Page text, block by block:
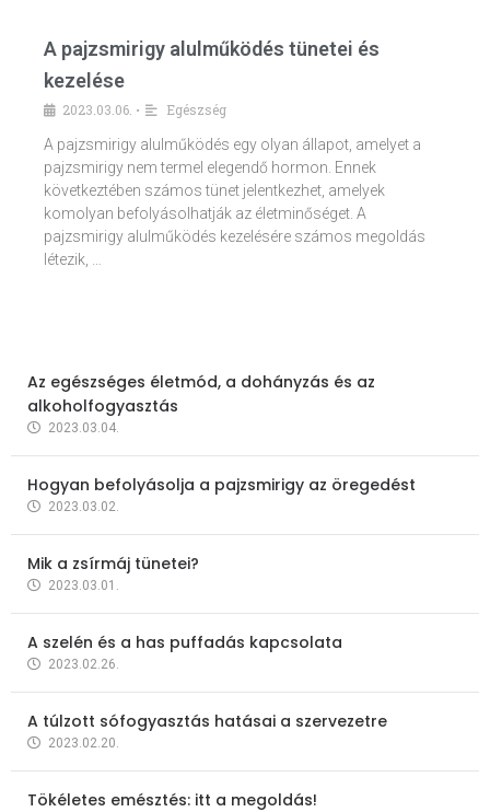
A pajzsmirigy alulműködés tünetei és
kezelése
2023.03.06. •
Egészség
A pajzsmirigy alulműködés egy olyan állapot, amelyet a
pajzsmirigy nem termel elegendő hormon. Ennek
következtében számos tünet jelentkezhet, amelyek
komolyan befolyásolhatják az életminőséget. A
pajzsmirigy alulműködés kezelésére számos megoldás
létezik, …
Az egészséges életmód, a dohányzás és az
alkoholfogyasztás
2023.03.04.
Hogyan befolyásolja a pajzsmirigy az öregedést
2023.03.02.
Mik a zsírmáj tünetei?
2023.03.01.
A szelén és a has puffadás kapcsolata
2023.02.26.
A túlzott sófogyasztás hatásai a szervezetre
2023.02.20.
Tökéletes emésztés: itt a megoldás!